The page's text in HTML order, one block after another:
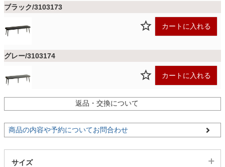
ラグ
生活用品
ブラック/3103173
カートに入れる
グレー/3103174
カートに入れる
返品・交換について
商品の内容や予約についてお問合わせ
サイズ